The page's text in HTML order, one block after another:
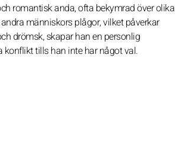
romantisk anda, ofta bekymrad över olika
människors plågor, vilket påverkar
drömsk, skapar han en personlig
tills han inte har något val.